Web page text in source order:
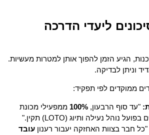
ליעדי הדרכה
הגיע הזמן להפוך אותן למטרות מעשיות.
וניתן לבדיקה.
ממוקדים לפי תפקיד:
"עד סוף הרבעון, 100% ממפעילי מכונת
"כל חבר בצוות האחזקה יעבור רענון עובד